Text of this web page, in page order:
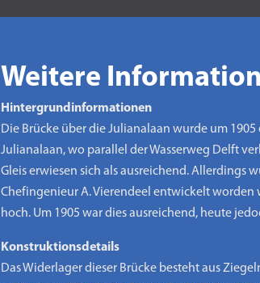
Weitere
Hintergrundinformationen
Die Brücke über die Julianalaan wurde um
Julianalaan, wo parallel der Wasserweg Delft
Gleis erwiesen sich als ausreichend. Allerdings
Chefingenieur A. Vierendeel entwickelt worden
hoch. Um 1905 war dies ausreichend, heute
Konstruktionsdetails
Das Widerlager dieser Brücke besteht aus